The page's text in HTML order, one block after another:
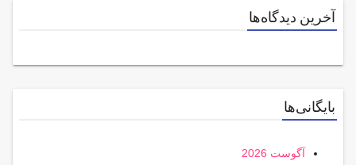
آخرین دیدگاه‌ها
بایگانی‌ها
آگوست 2026